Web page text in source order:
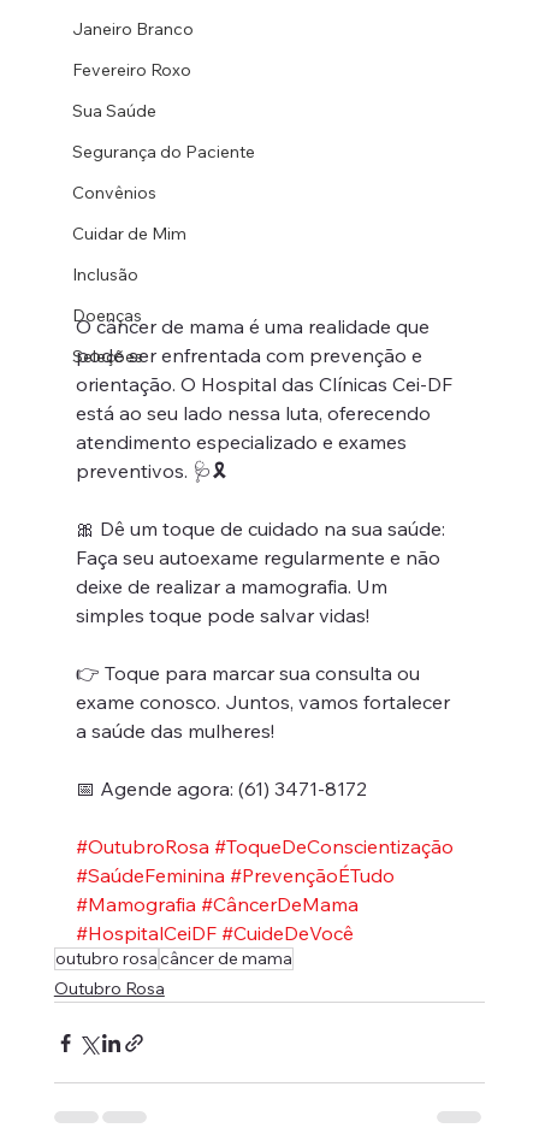
Janeiro Branco
Fevereiro Roxo
Sua Saúde
Segurança do Paciente
Convênios
Cuidar de Mim
Inclusão
Doenças
Seleções
O câncer de mama é uma realidade que
pode ser enfrentada com prevenção e
orientação. O Hospital das Clínicas Cei-DF
está ao seu lado nessa luta, oferecendo
atendimento especializado e exames
preventivos. 🩺🎗
🎀 Dê um toque de cuidado na sua saúde:
Faça seu autoexame regularmente e não
deixe de realizar a mamografia. Um
simples toque pode salvar vidas!
👉 Toque para marcar sua consulta ou
exame conosco. Juntos, vamos fortalecer
a saúde das mulheres!
📅 Agende agora: (61) 3471-8172
#OutubroRosa #ToqueDeConscientização
#SaúdeFeminina #PrevençãoÉTudo
#Mamografia #CâncerDeMama
#HospitalCeiDF #CuideDeVocê
outubro rosacâncer de mama
Outubro Rosa